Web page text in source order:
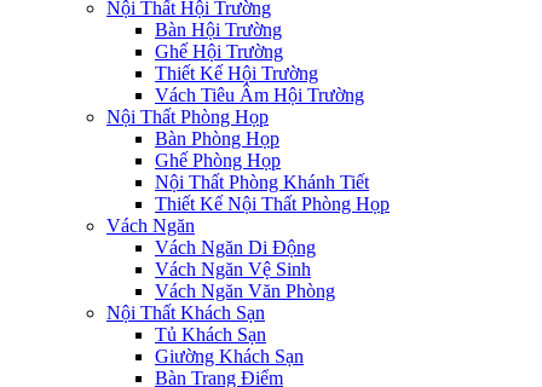
Nội Thất Hội Trường
Bàn Hội Trường
Ghế Hội Trường
Thiết Kế Hội Trường
Vách Tiêu Âm Hội Trường
Nội Thất Phòng Họp
Bàn Phòng Họp
Ghế Phòng Họp
Nội Thất Phòng Khánh Tiết
Thiết Kế Nội Thất Phòng Họp
Vách Ngăn
Vách Ngăn Di Động
Vách Ngăn Vệ Sinh
Vách Ngăn Văn Phòng
Nội Thất Khách Sạn
Tủ Khách Sạn
Giường Khách Sạn
Bàn Trang Điểm